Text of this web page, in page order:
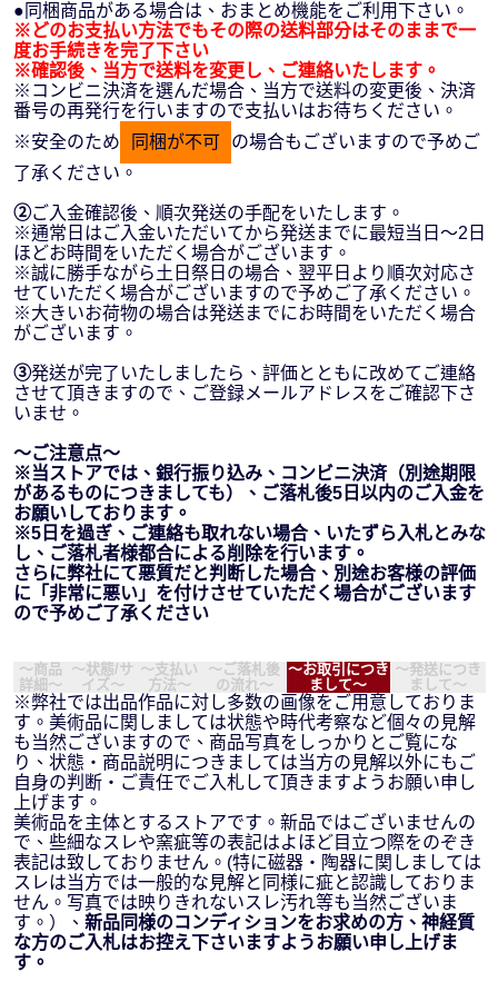
●同梱商品がある場合は、おまとめ機能をご利用下さい。
※どのお支払い方法でもその際の送料部分はそのままで一
度お手続きを完了下さい
※確認後、当方で送料を変更し、ご連絡いたします。
※コンビニ決済を選んだ場合、当方で送料の変更後、決済
番号の再発行を行いますので支払いはお待ちください。
※安全のため
同梱が不可
の場合もございますので予めご
了承ください。
②ご入金確認後、順次発送の手配をいたします。
※通常日はご入金いただいてから発送までに最短当日～2日
ほどお時間をいただく場合がございます。
※誠に勝手ながら土日祭日の場合、翌平日より順次対応さ
せていただく場合がございますので予めご了承ください。
※大きいお荷物の場合は発送までにお時間をいただく場合
がございます。
③発送が完了いたしましたら、評価とともに改めてご連絡
させて頂きますので、ご登録メールアドレスをご確認下さ
いませ。
～ご注意点～
※当ストアでは、銀行振り込み、コンビニ決済（別途期限
があるものにつきましても）、ご落札後5日以内のご入金を
お願いしております。
※5日を過ぎ、ご連絡も取れない場合、いたずら入札とみな
し、ご落札者様都合による削除を行います。
さらに弊社にて悪質だと判断した場合、別途お客様の評価
に「非常に悪い」を付けさせていただく場合がございます
ので予めご了承ください
～商品
詳細～
～状態/サ
イズ～
～支払い
方法～
～ご落札後
の流れ～
～お取引につき
まして～
～発送につき
まして～
※弊社では出品作品に対し多数の画像をご用意しておりま
す。美術品に関しましては状態や時代考察など個々の見解
も当然ございますので、商品写真をしっかりとご覧にな
り、状態・商品説明につきましては当方の見解以外にもご
自身の判断・ご責任でご入札して頂きますようお願い申し
上げます。
美術品を主体とするストアです。新品ではございませんの
で、些細なスレや窯疵等の表記はよほど目立つ際をのぞき
表記は致しておりません。(特に磁器・陶器に関しましては
スレは当方では一般的な見解と同様に疵と認識しておりま
せん。写真では映りきれないスレ汚れ等も当然ございま
す。）、 新品同様のコンディションをお求めの方、神経質
な方のご入札はお控え下さいますようお願い申し上げま
す。